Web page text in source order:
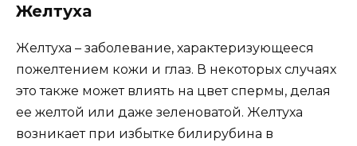
Желтуха
Желтуха – заболевание, характеризующееся
пожелтением кожи и глаз. В некоторых случаях
это также может влиять на цвет спермы, делая
ее желтой или даже зеленоватой. Желтуха
возникает при избытке билирубина в